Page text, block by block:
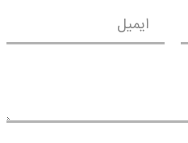
ایمیل